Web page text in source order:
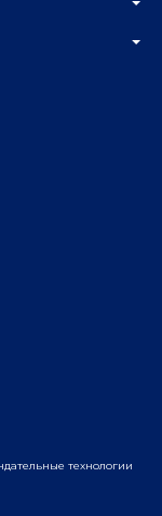
й этаж
«Виктория
технологии